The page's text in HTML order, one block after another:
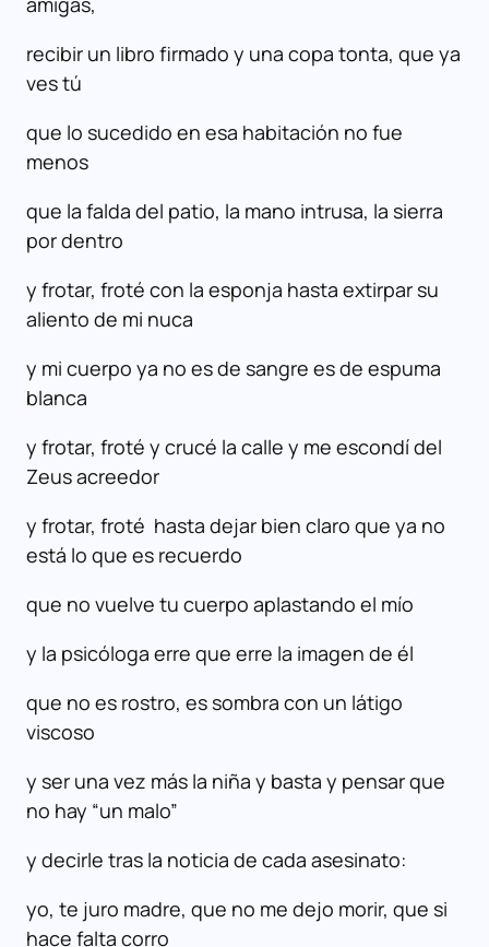
recibir un libro firmado y una copa tonta, que ya
ves tú
que lo sucedido en esa habitación no fue
menos
que la falda del patio, la mano intrusa, la sierra
por dentro
y frotar, froté con la esponja hasta extirpar su
aliento de mi nuca
y mi cuerpo ya no es de sangre es de espuma
blanca
y frotar, froté y crucé la calle y me escondí del
Zeus acreedor
y frotar, froté hasta dejar bien claro que ya no
está lo que es recuerdo
que no vuelve tu cuerpo aplastando el mío
y la psicóloga erre que erre la imagen de él
que no es rostro, es sombra con un látigo
viscoso
y ser una vez más la niña y basta y pensar que
no hay “un malo”
y decirle tras la noticia de cada asesinato:
yo, te juro madre, que no me dejo morir, que si
hace falta corro